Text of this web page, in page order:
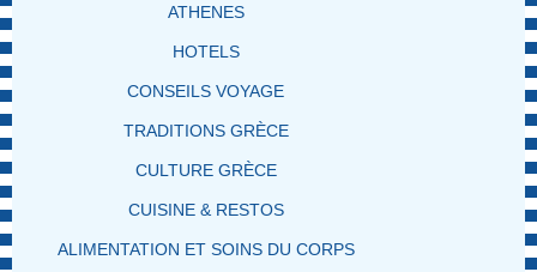
ATHENES
HOTELS
CONSEILS VOYAGE
TRADITIONS GRÈCE
CULTURE GRÈCE
CUISINE & RESTOS
ALIMENTATION ET SOINS DU CORPS